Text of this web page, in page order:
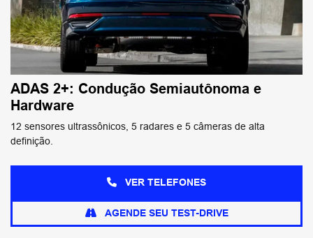
ADAS 2+: Condução Semiautônoma e
Hardware
12 sensores ultrassônicos, 5 radares e 5 câmeras de alta
definição.
VER TELEFONES
AGENDE SEU TEST-DRIVE